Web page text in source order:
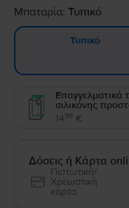
Μπαταρία: Τυπικό
Τυπικό
Επαγγελματικά
σιλικόνης
1499 €
Δόσεις ή Κάρτα
Πιστωτική/
Χρεωστική
κάρτα